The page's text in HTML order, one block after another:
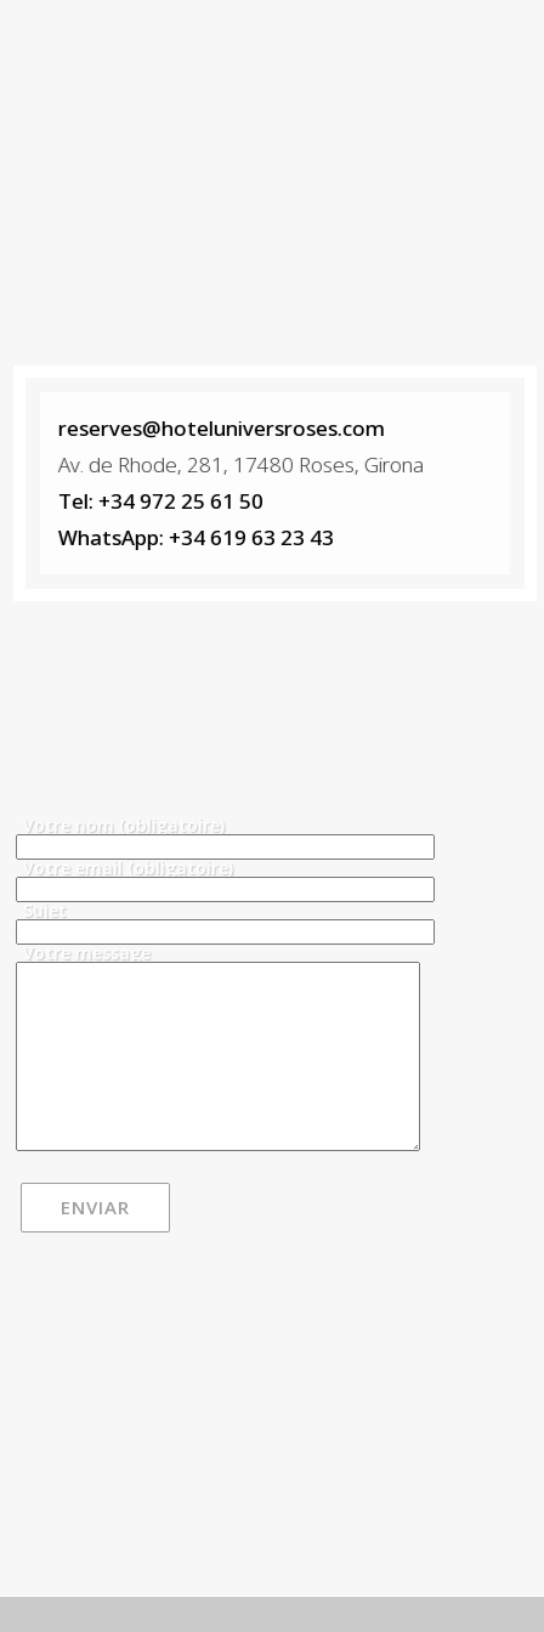
reserves@hoteluniversroses.com
Av. de Rhode, 281, 17480 Roses, Girona
Tel: +34 972 25 61 50
WhatsApp: +34 619 63 23 43
Votre nom (obligatoire)
Votre email (obligatoire)
Sujet
Votre message